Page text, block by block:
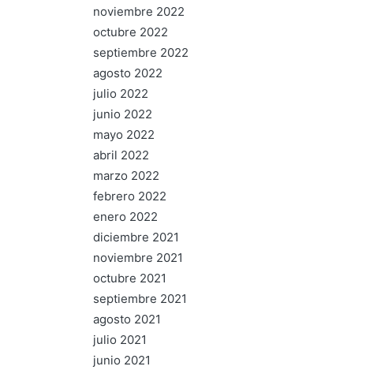
noviembre 2022
octubre 2022
septiembre 2022
agosto 2022
julio 2022
junio 2022
mayo 2022
abril 2022
marzo 2022
febrero 2022
enero 2022
diciembre 2021
noviembre 2021
octubre 2021
septiembre 2021
agosto 2021
julio 2021
junio 2021